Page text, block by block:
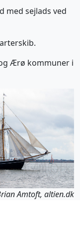
med sejlads ved
Ærø kommuner i
Amtoft, altien.dk